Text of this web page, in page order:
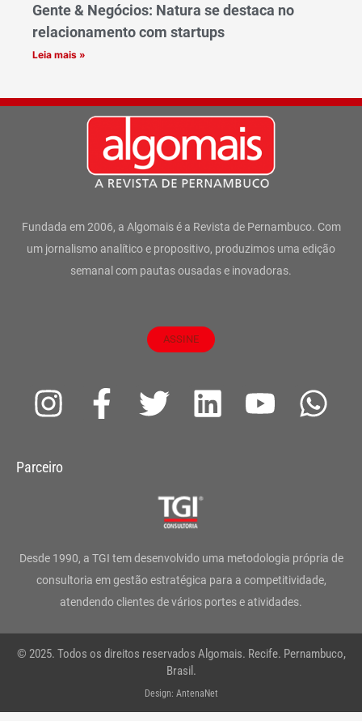
Gente & Negócios: Natura se destaca no
relacionamento com startups
Leia mais »
Fundada em 2006, a Algomais é a Revista de Pernambuco. Com
um jornalismo analítico e propositivo, produzimos uma edição
semanal com pautas ousadas e inovadoras.
ASSINE
I
s
g
r
a
m
F
a
o
o
k
-
T
t
e
r
L
d
i
n
Y
b
e
W
a
p
Parceiro
Desde 1990, a TGI tem desenvolvido uma metodologia própria de
consultoria em gestão estratégica para a competitividade,
atendendo clientes de vários portes e atividades.
© 2025. Todos os direitos reservados Algomais. Recife. Pernambuco,
Brasil.
Design: AntenaNet